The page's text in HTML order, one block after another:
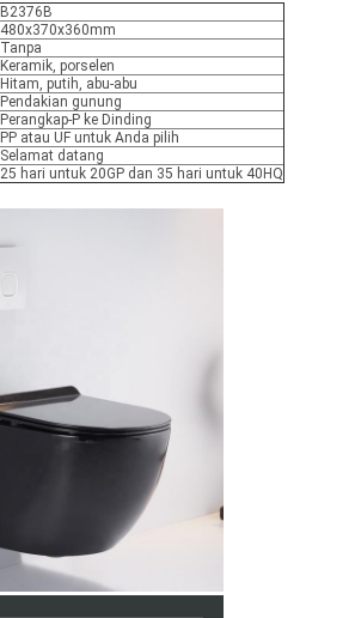
B2376B
480x370x360mm
Tanpa
Keramik, porselen
Hitam, putih, abu-abu
Pendakian gunung
Perangkap-P ke Dinding
PP atau UF untuk Anda pilih
Selamat datang
25 hari untuk 20GP dan 35 hari untuk 40HQ